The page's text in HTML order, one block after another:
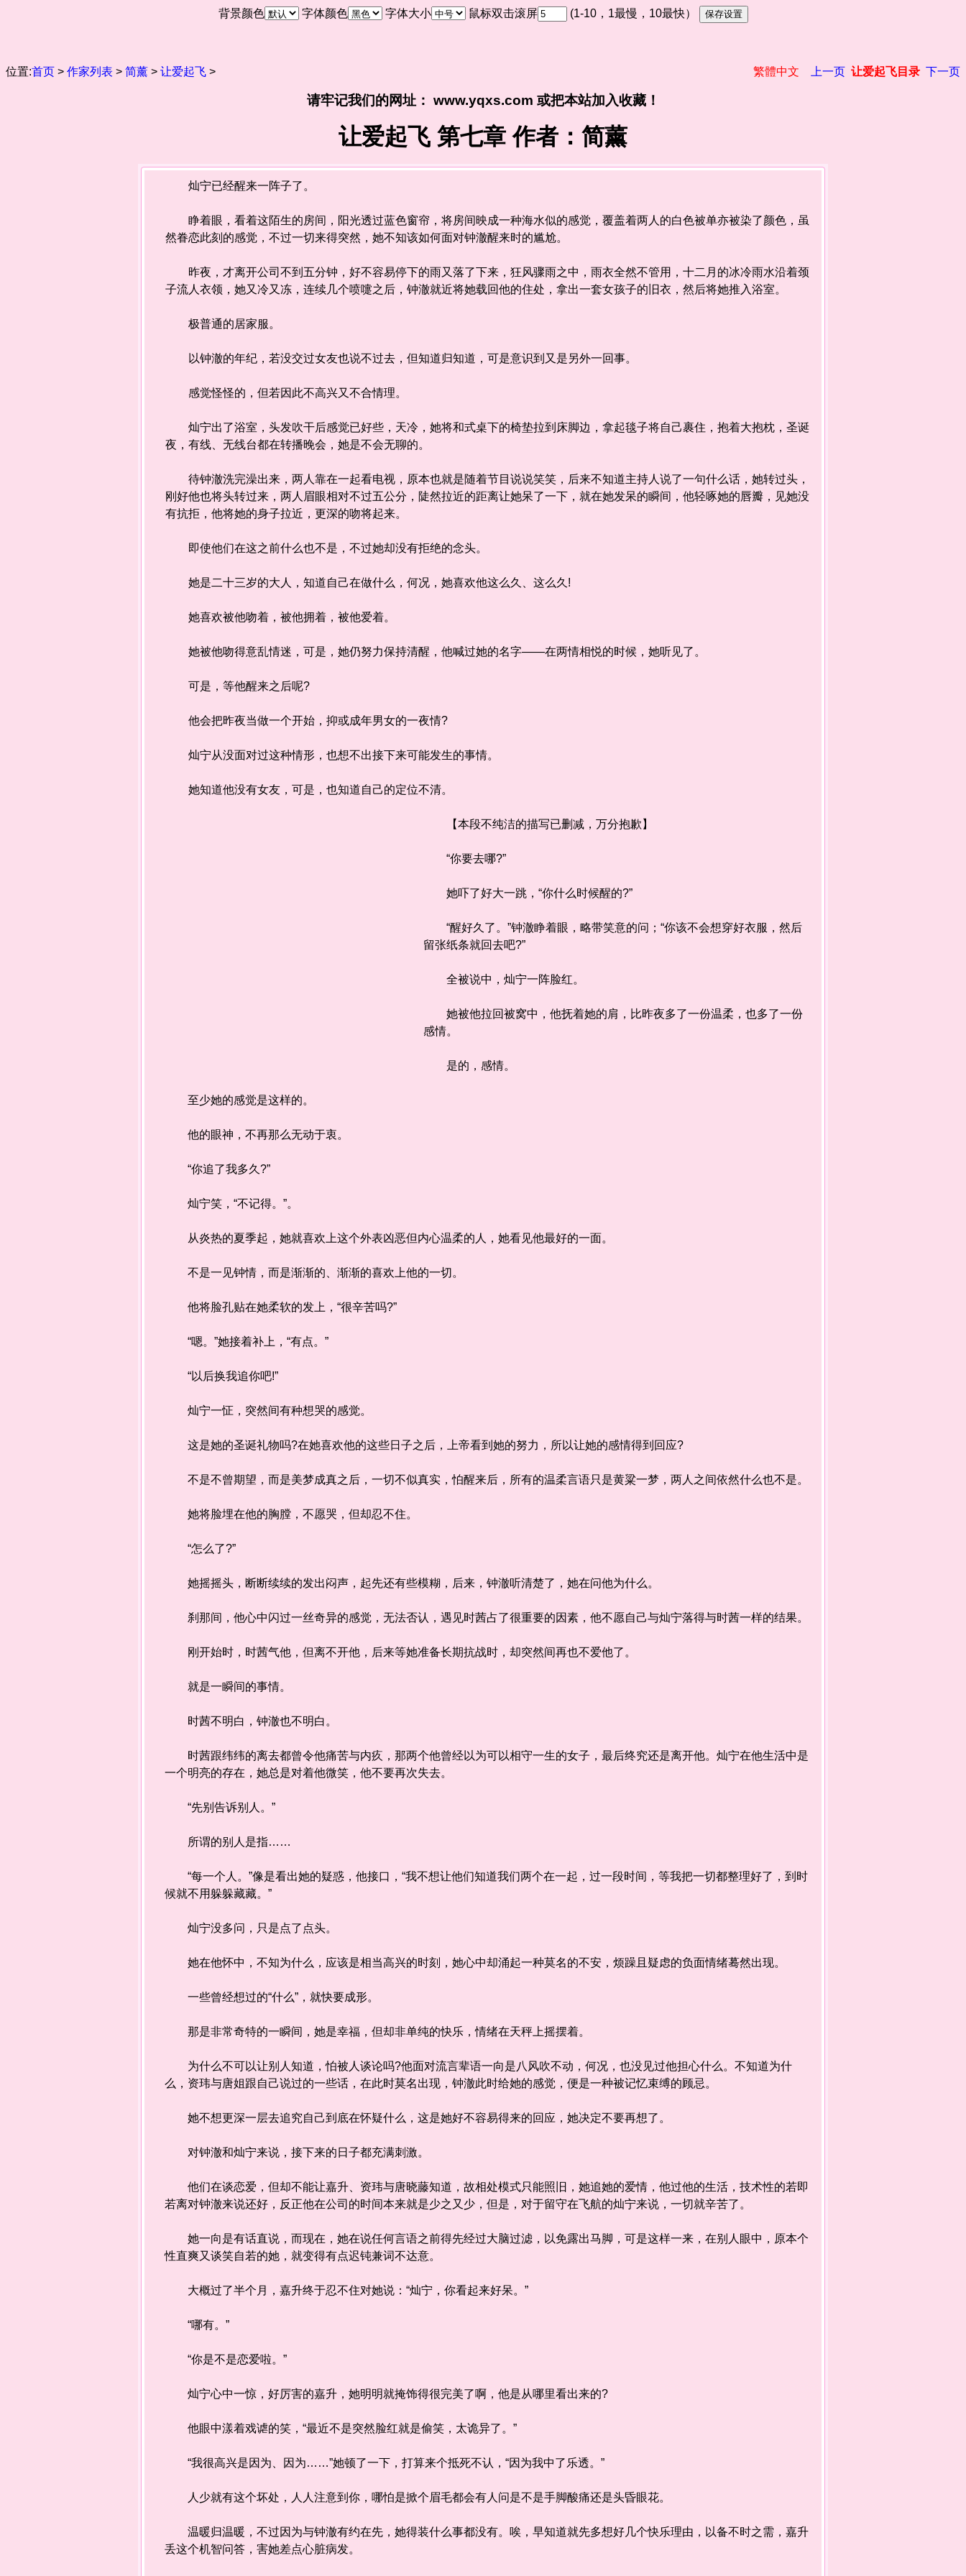
背景颜色 字体颜色 字体大小 鼠标双击滚屏 (1-10，1最慢，10最快）
位置:首页 > 作家列表 > 简薰 > 让爱起飞 > 繁體中文 上一页 让爱起飞目录 下一页
请牢记我们的网址： www.yqxs.com 或把本站加入收藏！
让爱起飞 第七章 作者：简薰
灿宁已经醒来一阵子了。
睁着眼，看着这陌生的房间，阳光透过蓝色窗帘，将房间映成一种海水似的感觉，覆盖着两人的白色被单亦被染了颜色，虽
然眷恋此刻的感觉，不过一切来得突然，她不知该如何面对钟澈醒来时的尴尬。
昨夜，才离开公司不到五分钟，好不容易停下的雨又落了下来，狂风骤雨之中，雨衣全然不管用，十二月的冰冷雨水沿着颈
子流人衣领，她又冷又冻，连续几个喷嚏之后，钟澈就近将她载回他的住处，拿出一套女孩子的旧衣，然后将她推入浴室。
极普通的居家服。
以钟澈的年纪，若没交过女友也说不过去，但知道归知道，可是意识到又是另外一回事。
感觉怪怪的，但若因此不高兴又不合情理。
灿宁出了浴室，头发吹干后感觉已好些，天冷，她将和式桌下的椅垫拉到床脚边，拿起毯子将自己裹住，抱着大抱枕，圣诞
夜，有线、无线台都在转播晚会，她是不会无聊的。
待钟澈洗完澡出来，两人靠在一起看电视，原本也就是随着节目说说笑笑，后来不知道主持人说了一句什么话，她转过头，
刚好他也将头转过来，两人眉眼相对不过五公分，陡然拉近的距离让她呆了一下，就在她发呆的瞬间，他轻啄她的唇瓣，见她没
有抗拒，他将她的身子拉近，更深的吻将起来。
即使他们在这之前什么也不是，不过她却没有拒绝的念头。
她是二十三岁的大人，知道自己在做什么，何况，她喜欢他这么久、这么久!
她喜欢被他吻着，被他拥着，被他爱着。
她被他吻得意乱情迷，可是，她仍努力保持清醒，他喊过她的名字——在两情相悦的时候，她听见了。
可是，等他醒来之后呢?
他会把昨夜当做一个开始，抑或成年男女的一夜情?
灿宁从没面对过这种情形，也想不出接下来可能发生的事情。
她知道他没有女友，可是，也知道自己的定位不清。
【本段不纯洁的描写已删减，万分抱歉】
“你要去哪?”
她吓了好大一跳，“你什么时候醒的?”
“醒好久了。”钟澈睁着眼，略带笑意的问；“你该不会想穿好衣服，然后
留张纸条就回去吧?”
全被说中，灿宁一阵脸红。
她被他拉回被窝中，他抚着她的肩，比昨夜多了一份温柔，也多了一份
感情。
是的，感情。
至少她的感觉是这样的。
他的眼神，不再那么无动于衷。
“你追了我多久?”
灿宁笑，“不记得。”。
从炎热的夏季起，她就喜欢上这个外表凶恶但内心温柔的人，她看见他最好的一面。
不是一见钟情，而是渐渐的、渐渐的喜欢上他的一切。
他将脸孔贴在她柔软的发上，“很辛苦吗?”
“嗯。”她接着补上，“有点。”
“以后换我追你吧!”
灿宁一怔，突然间有种想哭的感觉。
这是她的圣诞礼物吗?在她喜欢他的这些日子之后，上帝看到她的努力，所以让她的感情得到回应?
不是不曾期望，而是美梦成真之后，一切不似真实，怕醒来后，所有的温柔言语只是黄粱一梦，两人之间依然什么也不是。
她将脸埋在他的胸膛，不愿哭，但却忍不住。
“怎么了?”
她摇摇头，断断续续的发出闷声，起先还有些模糊，后来，钟澈听清楚了，她在问他为什么。
刹那间，他心中闪过一丝奇异的感觉，无法否认，遇见时茜占了很重要的因素，他不愿自己与灿宁落得与时茜一样的结果。
刚开始时，时茜气他，但离不开他，后来等她准备长期抗战时，却突然间再也不爱他了。
就是一瞬间的事情。
时茜不明白，钟澈也不明白。
时茜跟纬纬的离去都曾令他痛苦与内疚，那两个他曾经以为可以相守一生的女子，最后终究还是离开他。灿宁在他生活中是
一个明亮的存在，她总是对着他微笑，他不要再次失去。
“先别告诉别人。”
所谓的别人是指……
“每一个人。”像是看出她的疑惑，他接口，“我不想让他们知道我们两个在一起，过一段时间，等我把一切都整理好了，到时
候就不用躲躲藏藏。”
灿宁没多问，只是点了点头。
她在他怀中，不知为什么，应该是相当高兴的时刻，她心中却涌起一种莫名的不安，烦躁且疑虑的负面情绪蓦然出现。
一些曾经想过的“什么”，就快要成形。
那是非常奇特的一瞬间，她是幸福，但却非单纯的快乐，情绪在天秤上摇摆着。
为什么不可以让别人知道，怕被人谈论吗?他面对流言辈语一向是八风吹不动，何况，也没见过他担心什么。不知道为什
么，资玮与唐姐跟自己说过的一些话，在此时莫名出现，钟澈此时给她的感觉，便是一种被记忆束缚的顾忌。
她不想更深一层去追究自己到底在怀疑什么，这是她好不容易得来的回应，她决定不要再想了。
对钟澈和灿宁来说，接下来的日子都充满刺激。
他们在谈恋爱，但却不能让嘉升、资玮与唐晓藤知道，故相处模式只能照旧，她追她的爱情，他过他的生活，技术性的若即
若离对钟澈来说还好，反正他在公司的时间本来就是少之又少，但是，对于留守在飞航的灿宁来说，一切就辛苦了。
她一向是有话直说，而现在，她在说任何言语之前得先经过大脑过滤，以免露出马脚，可是这样一来，在别人眼中，原本个
性直爽又谈笑自若的她，就变得有点迟钝兼词不达意。
大概过了半个月，嘉升终于忍不住对她说：“灿宁，你看起来好呆。”
“哪有。”
“你是不是恋爱啦。”
灿宁心中一惊，好厉害的嘉升，她明明就掩饰得很完美了啊，他是从哪里看出来的?
他眼中漾着戏谑的笑，“最近不是突然脸红就是偷笑，太诡异了。”
“我很高兴是因为、因为……”她顿了一下，打算来个抵死不认，“因为我中了乐透。”
人少就有这个坏处，人人注意到你，哪怕是掀个眉毛都会有人问是不是手脚酸痛还是头昏眼花。
温暖归温暖，不过因为与钟澈有约在先，她得装什么事都没有。唉，早知道就先多想好几个快乐理由，以备不时之需，嘉升
丢这个机智问答，害她差点心脏病发。